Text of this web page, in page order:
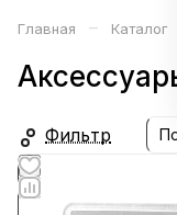
Главная – Каталог
Фильтр